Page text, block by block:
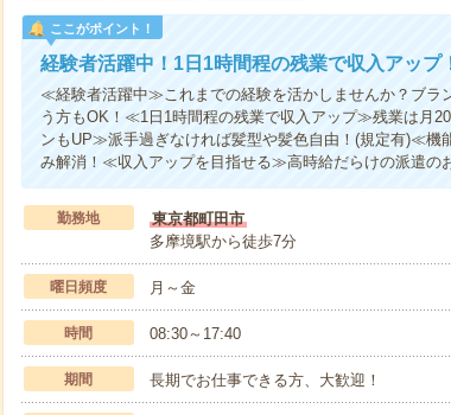
ここがポイント！
経験者活躍中！1日1時間程の残業で収入アップ
≪経験者活躍中≫これまでの経験を活かしませんか？ブラ
う方もOK！≪1日1時間程の残業で収入アップ≫残業は月
ンもUP≫派手過ぎなければ髪型や髪色自由！(規定有)≪機
み解消！≪収入アップを目指せる≫高時給だらけの派遣の
勤務地
東京都町田市
多摩境駅から徒歩7分
曜日頻度 月～金
時間 08:30～17:40
期間 長期でお仕事できる方、大歓迎！